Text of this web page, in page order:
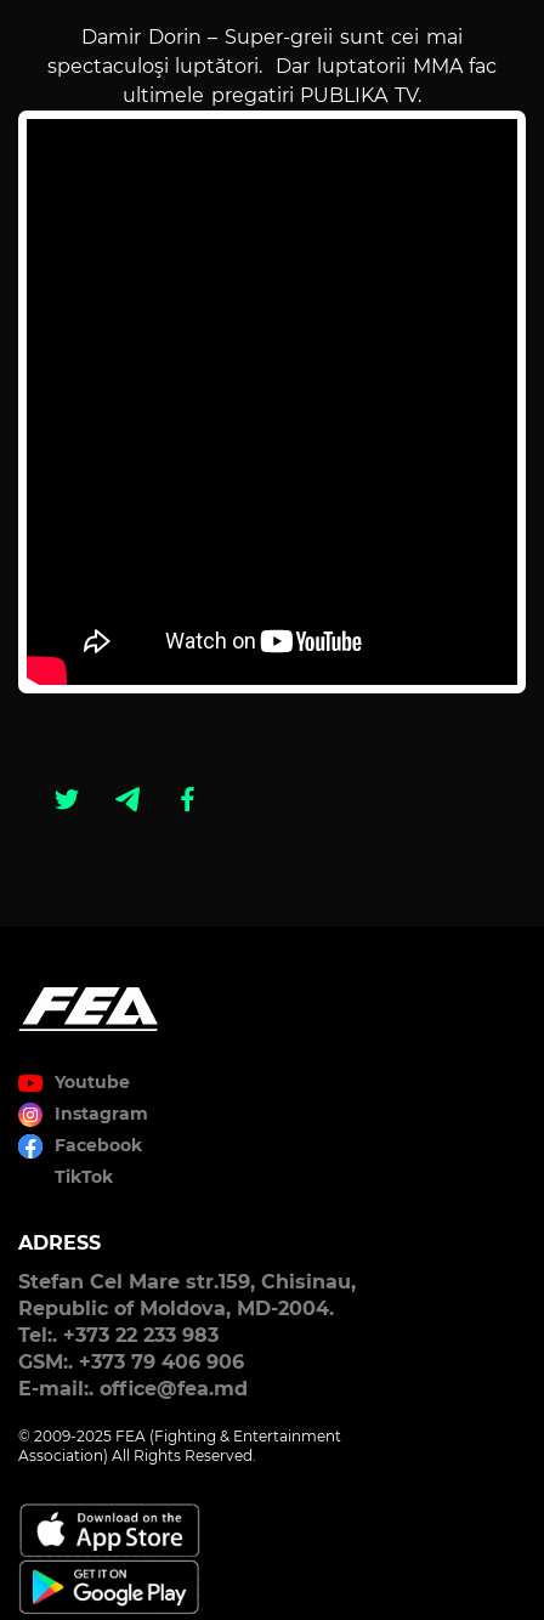
Damir Dorin – Super-greii sunt cei mai
spectaculoşi luptători. Dar luptatorii MMA fac
ultimele pregatiri PUBLIKA TV.
Youtube
Instagram
Facebook
TikTok
ADRESS
Stefan Cel Mare str.159, Chisinau,
Republic of Moldova, MD-2004.
Tel:. +373 22 233 983
GSM:. +373 79 406 906
E-mail:. office@fea.md
© 2009-2025 FEA (Fighting & Entertainment
Association) All Rights Reserved.